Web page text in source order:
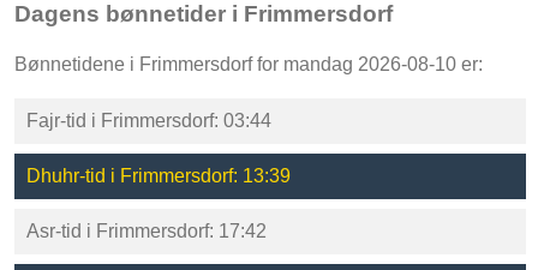
Dagens bønnetider i Frimmersdorf
Bønnetidene i Frimmersdorf for mandag 2026-08-10 er:
Fajr-tid i Frimmersdorf: 03:44
Dhuhr-tid i Frimmersdorf: 13:39
Asr-tid i Frimmersdorf: 17:42